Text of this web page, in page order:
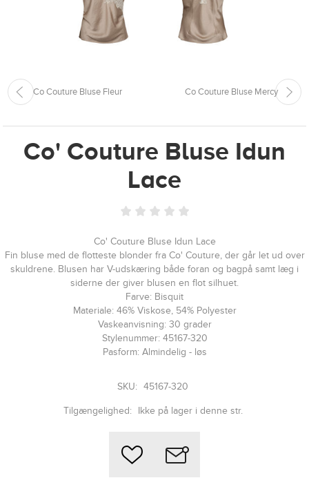
Co Couture Bluse Fleur Co Couture Bluse Mercy
Co' Couture Bluse Idun
Lace
Co' Couture Bluse Idun Lace
Fin bluse med de flotteste blonder fra Co' Couture, der går let ud over
skuldrene. Blusen har V-udskæring både foran og bagpå samt læg i
siderne der giver blusen en flot silhuet.
Farve: Bisquit
Materiale: 46% Viskose, 54% Polyester
Vaskeanvisning: 30 grader
Stylenummer: 45167-320
Pasform: Almindelig - løs
SKU: 45167-320
Tilgængelighed: Ikke på lager i denne str.